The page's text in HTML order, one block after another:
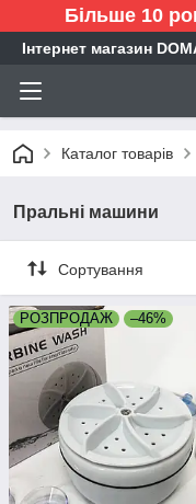
Більше 10
Інтернет магазин
Каталог товарів
Пральні машини
Сортування
РОЗПРОДАЖ –46%